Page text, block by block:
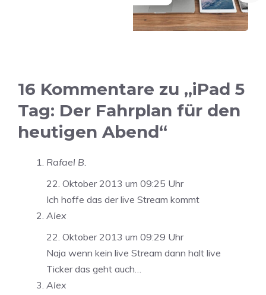
16 Kommentare zu „iPad 5
Tag: Der Fahrplan für den
heutigen Abend“
Rafael B.
22. Oktober 2013 um 09:25 Uhr
Ich hoffe das der live Stream kommt
Alex
22. Oktober 2013 um 09:29 Uhr
Naja wenn kein live Stream dann halt live
Ticker das geht auch…
Alex